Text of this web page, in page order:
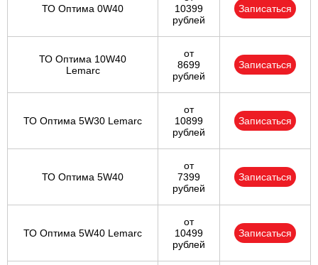
ТО Оптима 0W40
10399
рублей
Записаться
ТО Оптима 10W40
Lemarc
от
8699
рублей
Записаться
ТО Оптима 5W30 Lemarc
от
10899
рублей
Записаться
ТО Оптима 5W40
от
7399
рублей
Записаться
ТО Оптима 5W40 Lemarc
от
10499
рублей
Записаться